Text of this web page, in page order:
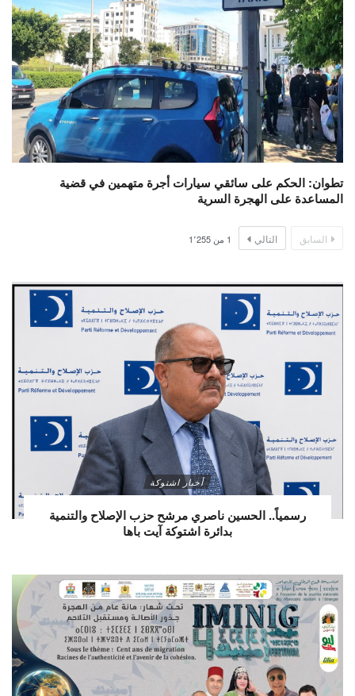
تطوان: الحكم على سائقي سيارات أجرة متهمين في قضية
المساعدة على الهجرة السرية
السابق التالي 1 من 1٬255
أخبار اشتوكة
رسمياً.. الحسين ناصري مرشح حزب الإصلاح والتنمية
بدائرة اشتوكة آيت باها